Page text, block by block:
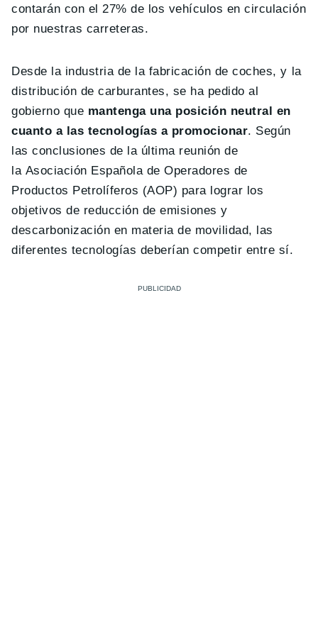
contarán con el 27% de los vehículos en circulación
por nuestras carreteras.
Desde la industria de la fabricación de coches, y la
distribución de carburantes, se ha pedido al
gobierno que mantenga una posición neutral en
cuanto a las tecnologías a promocionar. Según
las conclusiones de la última reunión de
la Asociación Española de Operadores de
Productos Petrolíferos (AOP) para lograr los
objetivos de reducción de emisiones y
descarbonización en materia de movilidad, las
diferentes tecnologías deberían competir entre sí.